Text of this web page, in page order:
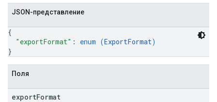
JSON-представление
{
"exportFormat" : enum (ExportFormat)
}
Поля
exportFormat